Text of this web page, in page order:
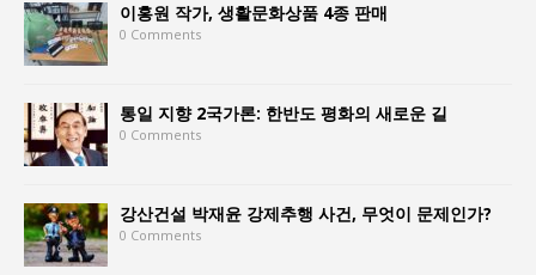
이홍원 작가, 생활문화상품 4종 판매
0 Comments
통일 지향 2국가론: 한반도 평화의 새로운 길
0 Comments
강산건설 박재윤 강제추행 사건, 무엇이 문제인가?
0 Comments